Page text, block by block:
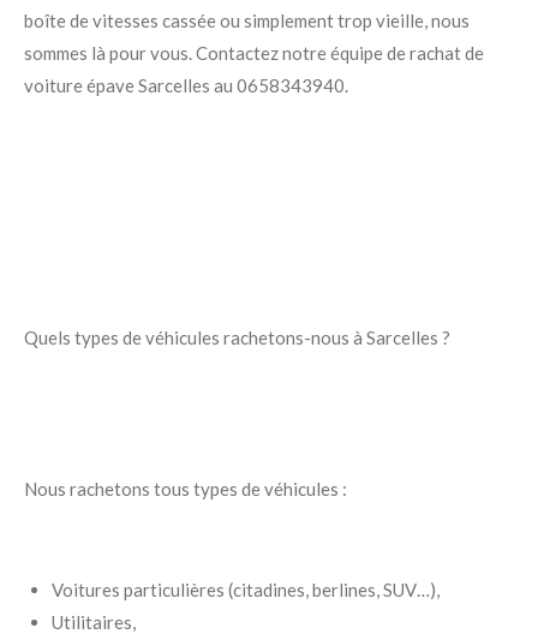
boîte de vitesses cassée ou simplement trop vieille, nous
sommes là pour vous. Contactez notre équipe de rachat de
voiture épave Sarcelles au 0658343940.
Quels types de véhicules rachetons-nous à Sarcelles ?
Nous rachetons tous types de véhicules :
Voitures particulières (citadines, berlines, SUV…),
Utilitaires,